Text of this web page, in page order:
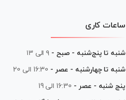
ساعات کاری
شنبه تا پنج‌شنبه - صبح - ۹ الی ۱۳
شنبه تا چهارشنبه - عصر - 16:30 الی 20
پنج شنبه - عصر - 16:30 الی 19